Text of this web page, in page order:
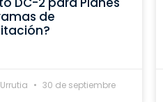
de
30 de septiembre